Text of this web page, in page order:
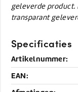
geleverde product.
transparant
Specificaties
Artikelnummer:
EAN: